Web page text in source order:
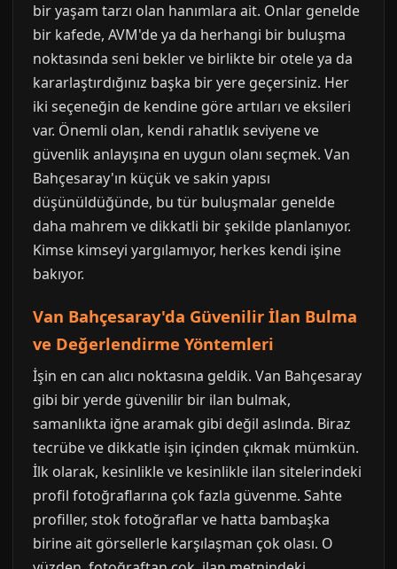
bir yaşam tarzı olan hanımlara ait. Onlar genelde
bir kafede, AVM'de ya da herhangi bir buluşma
noktasında seni bekler ve birlikte bir otele ya da
kararlaştırdığınız başka bir yere geçersiniz. Her
iki seçeneğin de kendine göre artıları ve eksileri
var. Önemli olan, kendi rahatlık seviyene ve
güvenlik anlayışına en uygun olanı seçmek. Van
Bahçesaray'ın küçük ve sakin yapısı
düşünüldüğünde, bu tür buluşmalar genelde
daha mahrem ve dikkatli bir şekilde planlanıyor.
Kimse kimseyi yargılamıyor, herkes kendi işine
bakıyor.
Van Bahçesaray'da Güvenilir İlan Bulma
ve Değerlendirme Yöntemleri
İşin en can alıcı noktasına geldik. Van Bahçesaray
gibi bir yerde güvenilir bir ilan bulmak,
samanlıkta iğne aramak gibi değil aslında. Biraz
tecrübe ve dikkatle işin içinden çıkmak mümkün.
İlk olarak, kesinlikle ve kesinlikle ilan sitelerindeki
profil fotoğraflarına çok fazla güvenme. Sahte
profiller, stok fotoğraflar ve hatta bambaşka
birine ait görsellerle karşılaşman çok olası. O